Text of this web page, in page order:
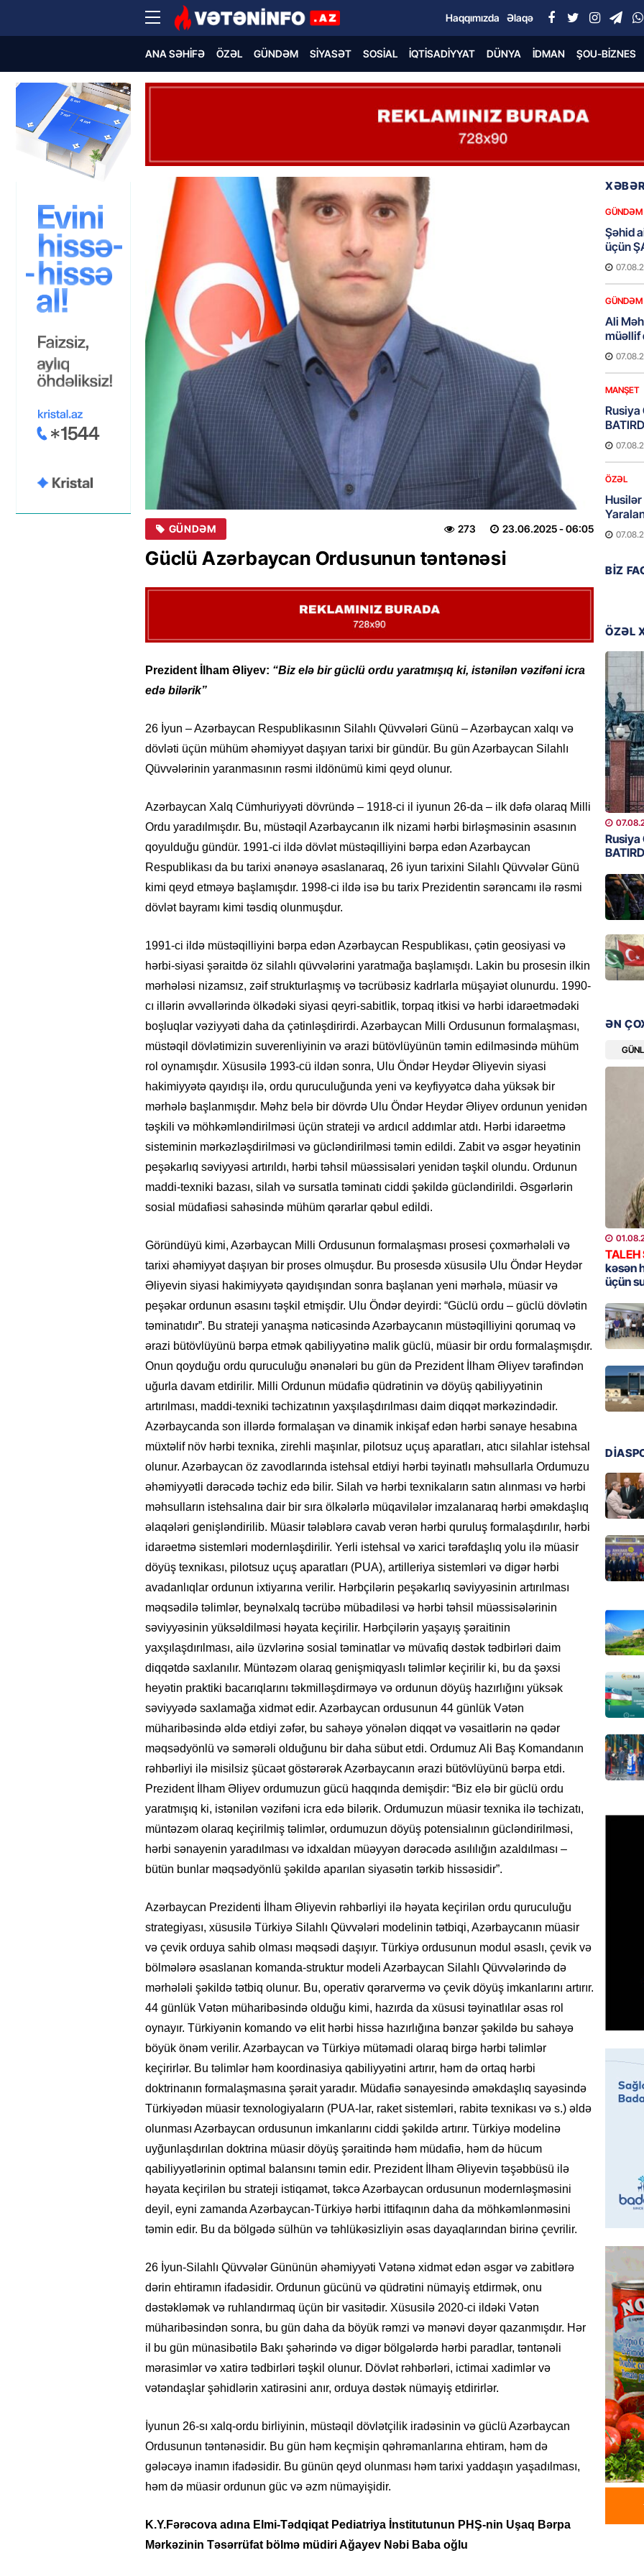
Haqqımızda Əlaqə
ANA SƏHIFƏ ÖZƏL GÜNDƏM SIYASƏT SOSIAL İQTISADIYYAT DÜNYA İDMAN ŞOU-BIZNES
GÜNDƏM 23.06.2025- 06:05
273
Güclü Azərbaycan Ordusunun təntənəsi
Prezident İlham Əliyev: “Biz elə bir güclü ordu yaratmışıq ki, istənilən vəzifəni icra
edə bilərik”
26 İyun – Azərbaycan Respublikasının Silahlı Qüvvələri Günü – Azərbaycan xalqı və
dövləti üçün mühüm əhəmiyyət daşıyan tarixi bir gündür. Bu gün Azərbaycan Silahlı
Qüvvələrinin yaranmasının rəsmi ildönümü kimi qeyd olunur.
Azərbaycan Xalq Cümhuriyyəti dövründə – 1918-ci il iyunun 26-da – ilk dəfə olaraq Milli
Ordu yaradılmışdır. Bu, müstəqil Azərbaycanın ilk nizami hərbi birləşməsinin əsasının
qoyulduğu gündür. 1991-ci ildə dövlət müstəqilliyini bərpa edən Azərbaycan
Respublikası da bu tarixi ənənəyə əsaslanaraq, 26 iyun tarixini Silahlı Qüvvələr Günü
kimi qeyd etməyə başlamışdır. 1998-ci ildə isə bu tarix Prezidentin sərəncamı ilə rəsmi
dövlət bayramı kimi təsdiq olunmuşdur.
1991-ci ildə müstəqilliyini bərpa edən Azərbaycan Respublikası, çətin geosiyasi və
hərbi-siyasi şəraitdə öz silahlı qüvvələrini yaratmağa başlamışdı. Lakin bu prosesin ilkin
mərhələsi nizamsız, zəif strukturlaşmış və təcrübəsiz kadrlarla müşayiət olunurdu. 1990-
cı illərin əvvəllərində ölkədəki siyasi qeyri-sabitlik, torpaq itkisi və hərbi idarəetmədəki
boşluqlar vəziyyəti daha da çətinləşdirirdi. Azərbaycan Milli Ordusunun formalaşması,
müstəqil dövlətimizin suverenliyinin və ərazi bütövlüyünün təmin edilməsində mühüm
rol oynamışdır. Xüsusilə 1993-cü ildən sonra, Ulu Öndər Heydər Əliyevin siyasi
hakimiyyətə qayıdışı ilə, ordu quruculuğunda yeni və keyfiyyətcə daha yüksək bir
mərhələ başlanmışdır. Məhz belə bir dövrdə Ulu Öndər Heydər Əliyev ordunun yenidən
təşkili və möhkəmləndirilməsi üçün strateji və ardıcıl addımlar atdı. Hərbi idarəetmə
sisteminin mərkəzləşdirilməsi və gücləndirilməsi təmin edildi. Zabit və əsgər heyətinin
peşəkarlıq səviyyəsi artırıldı, hərbi təhsil müəssisələri yenidən təşkil olundu. Ordunun
maddi-texniki bazası, silah və sursatla təminatı ciddi şəkildə gücləndirildi. Əsgərlərin
sosial müdafiəsi sahəsində mühüm qərarlar qəbul edildi.
Göründüyü kimi, Azərbaycan Milli Ordusunun formalaşması prosesi çoxmərhələli və
tarixi əhəmiyyət daşıyan bir proses olmuşdur. Bu prosesdə xüsusilə Ulu Öndər Heydər
Əliyevin siyasi hakimiyyətə qayıdışından sonra başlanan yeni mərhələ, müasir və
peşəkar ordunun əsasını təşkil etmişdir. Ulu Öndər deyirdi: “Güclü ordu – güclü dövlətin
təminatıdır”. Bu strateji yanaşma nəticəsində Azərbaycanın müstəqilliyini qorumaq və
ərazi bütövlüyünü bərpa etmək qabiliyyətinə malik güclü, müasir bir ordu formalaşmışdır.
Onun qoyduğu ordu quruculuğu ənənələri bu gün də Prezident İlham Əliyev tərəfindən
uğurla davam etdirilir. Milli Ordunun müdafiə qüdrətinin və döyüş qabiliyyətinin
artırılması, maddi-texniki təchizatının yaxşılaşdırılması daim diqqət mərkəzindədir.
Azərbaycanda son illərdə formalaşan və dinamik inkişaf edən hərbi sənaye hesabına
müxtəlif növ hərbi texnika, zirehli maşınlar, pilotsuz uçuş aparatları, atıcı silahlar istehsal
olunur. Azərbaycan öz zavodlarında istehsal etdiyi hərbi təyinatlı məhsullarla Ordumuzu
əhəmiyyətli dərəcədə təchiz edə bilir. Silah və hərbi texnikaların satın alınması və hərbi
məhsulların istehsalına dair bir sıra ölkələrlə müqavilələr imzalanaraq hərbi əməkdaşlıq
əlaqələri genişləndirilib. Müasir tələblərə cavab verən hərbi quruluş formalaşdırılır, hərbi
idarəetmə sistemləri modernləşdirilir. Yerli istehsal və xarici tərəfdaşlıq yolu ilə müasir
döyüş texnikası, pilotsuz uçuş aparatları (PUA), artilleriya sistemləri və digər hərbi
avadanlıqlar ordunun ixtiyarına verilir. Hərbçilərin peşəkarlıq səviyyəsinin artırılması
məqsədilə təlimlər, beynəlxalq təcrübə mübadiləsi və hərbi təhsil müəssisələrinin
səviyyəsinin yüksəldilməsi həyata keçirilir. Hərbçilərin yaşayış şəraitinin
yaxşılaşdırılması, ailə üzvlərinə sosial təminatlar və müvafiq dəstək tədbirləri daim
diqqətdə saxlanılır. Müntəzəm olaraq genişmiqyaslı təlimlər keçirilir ki, bu da şəxsi
heyətin praktiki bacarıqlarını təkmilləşdirməyə və ordunun döyüş hazırlığını yüksək
səviyyədə saxlamağa xidmət edir. Azərbaycan ordusunun 44 günlük Vətən
müharibəsində əldə etdiyi zəfər, bu sahəyə yönələn diqqət və vəsaitlərin nə qədər
məqsədyönlü və səmərəli olduğunu bir daha sübut etdi. Ordumuz Ali Baş Komandanın
rəhbərliyi ilə misilsiz şücaət göstərərək Azərbaycanın ərazi bütövlüyünü bərpa etdi.
Prezident İlham Əliyev ordumuzun gücü haqqında demişdir: “Biz elə bir güclü ordu
yaratmışıq ki, istənilən vəzifəni icra edə bilərik. Ordumuzun müasir texnika ilə təchizatı,
müntəzəm olaraq keçirilmiş təlimlər, ordumuzun döyüş potensialının gücləndirilməsi,
hərbi sənayenin yaradılması və idxaldan müəyyən dərəcədə asılılığın azaldılması –
bütün bunlar məqsədyönlü şəkildə aparılan siyasətin tərkib hissəsidir”.
Azərbaycan Prezidenti İlham Əliyevin rəhbərliyi ilə həyata keçirilən ordu quruculuğu
strategiyası, xüsusilə Türkiyə Silahlı Qüvvələri modelinin tətbiqi, Azərbaycanın müasir
və çevik orduya sahib olması məqsədi daşıyır. Türkiyə ordusunun modul əsaslı, çevik və
bölmələrə əsaslanan komanda-struktur modeli Azərbaycan Silahlı Qüvvələrində də
mərhələli şəkildə tətbiq olunur. Bu, operativ qərarvermə və çevik döyüş imkanlarını artırır.
44 günlük Vətən müharibəsində olduğu kimi, hazırda da xüsusi təyinatlılar əsas rol
oynayır. Türkiyənin komando və elit hərbi hissə hazırlığına bənzər şəkildə bu sahəyə
böyük önəm verilir. Azərbaycan və Türkiyə mütəmadi olaraq birgə hərbi təlimlər
keçirirlər. Bu təlimlər həm koordinasiya qabiliyyətini artırır, həm də ortaq hərbi
doktrinanın formalaşmasına şərait yaradır. Müdafiə sənayesində əməkdaşlıq sayəsində
Türkiyədən müasir texnologiyaların (PUA-lar, raket sistemləri, rabitə texnikası və s.) əldə
olunması Azərbaycan ordusunun imkanlarını ciddi şəkildə artırır. Türkiyə modelinə
uyğunlaşdırılan doktrina müasir döyüş şəraitində həm müdafiə, həm də hücum
qabiliyyətlərinin optimal balansını təmin edir. Prezident İlham Əliyevin təşəbbüsü ilə
həyata keçirilən bu strateji istiqamət, təkcə Azərbaycan ordusunun modernləşməsini
deyil, eyni zamanda Azərbaycan-Türkiyə hərbi ittifaqının daha da möhkəmlənməsini
təmin edir. Bu da bölgədə sülhün və təhlükəsizliyin əsas dayaqlarından birinə çevrilir.
26 İyun-Silahlı Qüvvələr Gününün əhəmiyyəti Vətənə xidmət edən əsgər və zabitlərə
dərin ehtiramın ifadəsidir. Ordunun gücünü və qüdrətini nümayiş etdirmək, onu
dəstəkləmək və ruhlandırmaq üçün bir vasitədir. Xüsusilə 2020-ci ildəki Vətən
müharibəsindən sonra, bu gün daha da böyük rəmzi və mənəvi dəyər qazanmışdır. Hər
il bu gün münasibətilə Bakı şəhərində və digər bölgələrdə hərbi paradlar, təntənəli
mərasimlər və xatirə tədbirləri təşkil olunur. Dövlət rəhbərləri, ictimai xadimlər və
vətəndaşlar şəhidlərin xatirəsini anır, orduya dəstək nümayiş etdirirlər.
İyunun 26-sı xalq-ordu birliyinin, müstəqil dövlətçilik iradəsinin və güclü Azərbaycan
Ordusunun təntənəsidir. Bu gün həm keçmişin qəhrəmanlarına ehtiram, həm də
gələcəyə inamın ifadəsidir. Bu günün qeyd olunması həm tarixi yaddaşın yaşadılması,
həm də müasir ordunun güc və əzm nümayişidir.
K.Y.Fərəcova adına Elmi-Tədqiqat Pediatriya İnstitutunun PHŞ-nin Uşaq Bərpa
Mərkəzinin Təsərrüfat bölmə müdiri Ağayev Nəbi Baba oğlu
GÜNDƏM
Şəhid
üçün
GÜNDƏM
Ali
müəllif
MANŞET
Rusiya
ÖZƏL
Husilər
ÖZƏL
MANŞET
Bu
GÜNDƏM
BANNER
ABŞ
SƏRT
100
SOSIAL
GÜNDƏM
Əsaslı
GÜNDƏM
DOSYE
GÜNDƏM
David
bağlı
DÜNYA
Hakan
əl-
GÜNDƏM
YAP
HADISƏ
Kiyev
neft
verdi:
REKLAM
edin,
edin
ÖLKƏ
Bu
təyin
BIZ
ÖZƏL
ƏN
TALEH
kəsən
üçün